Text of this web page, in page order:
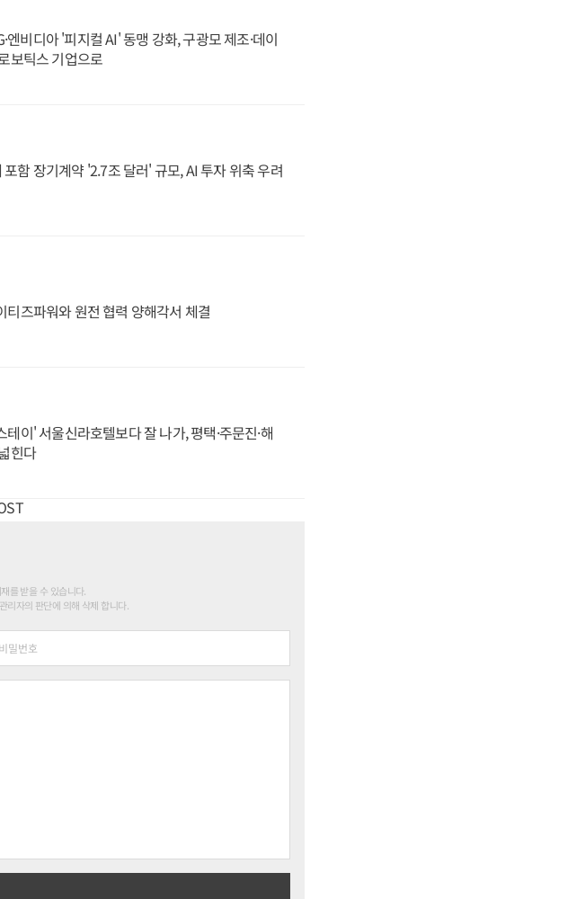
비디아 '피지컬 AI' 동맹 강화, 구광모 제조·데이
보틱스 기업으로
함 장기계약 '2.7조 달러' 규모, AI 투자 위축 우려
티즈파워와 원전 협력 양해각서 체결
이' 서울신라호텔보다 잘 나가, 평택·주문진·해
힌다
를 받을 수 있습니다.
리자의 판단에 의해 삭제 합니다.